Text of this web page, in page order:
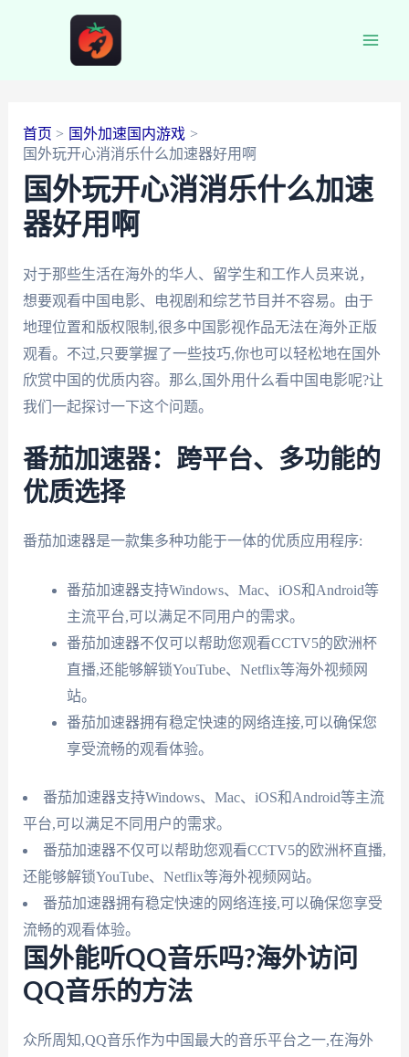
首页
国外加速国内游戏
国外玩开心消消乐什么加速器好用啊
国外玩开心消消乐什么加速
器好用啊
对于那些生活在海外的华人、留学生和工作人员来说，
想要观看中国电影、电视剧和综艺节目并不容易。由于
地理位置和版权限制,很多中国影视作品无法在海外正版
观看。不过,只要掌握了一些技巧,你也可以轻松地在国外
欣赏中国的优质内容。那么,国外用什么看中国电影呢?让
我们一起探讨一下这个问题。
番茄加速器：跨平台、多功能的
优质选择
番茄加速器是一款集多种功能于一体的优质应用程序:
番茄加速器支持Windows、Mac、iOS和Android等
主流平台,可以满足不同用户的需求。
番茄加速器不仅可以帮助您观看CCTV5的欧洲杯
直播,还能够解锁YouTube、Netflix等海外视频网
站。
番茄加速器拥有稳定快速的网络连接,可以确保您
享受流畅的观看体验。
番茄加速器支持Windows、Mac、iOS和Android等主流
平台,可以满足不同用户的需求。
番茄加速器不仅可以帮助您观看CCTV5的欧洲杯直播,
还能够解锁YouTube、Netflix等海外视频网站。
番茄加速器拥有稳定快速的网络连接,可以确保您享受
流畅的观看体验。
国外能听QQ音乐吗?海外访问
QQ音乐的方法
众所周知,QQ音乐作为中国最大的音乐平台之一,在海外